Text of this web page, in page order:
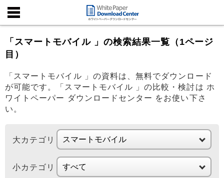
「スマートモバイル 」の検索結果一覧（1ページ
目）
「スマートモバイル 」の資料は、無料でダウンロード
が可能です。「スマートモバイル 」の比較・検討は ホ
ワイトペーパー ダウンロードセンター をお使い下さ
い。
大カテゴリ
小カテゴリ